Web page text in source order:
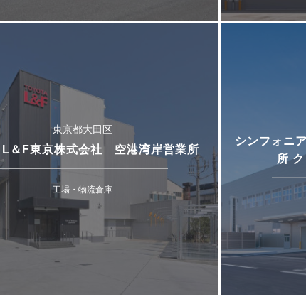
東京都大田区
L＆F東京株式会社 空港湾岸営業所
工場・物流倉庫
シンフォニ
所